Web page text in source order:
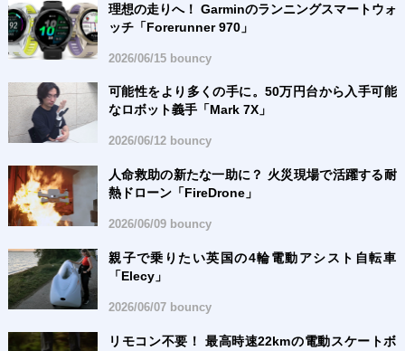
理想の走りへ！ Garminのランニングスマートウォ
ッチ「Forerunner 970」
2026/06/15 bouncy
可能性をより多くの手に。50万円台から入手可能
なロボット義手「Mark 7X」
2026/06/12 bouncy
人命救助の新たな一助に？ 火災現場で活躍する耐
熱ドローン「FireDrone」
2026/06/09 bouncy
親子で乗りたい英国の4輪電動アシスト自転車
「Elecy」
2026/06/07 bouncy
リモコン不要！ 最高時速22kmの電動スケートボ